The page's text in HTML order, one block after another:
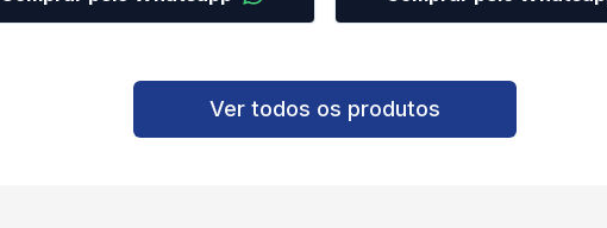
Ver todos os produtos